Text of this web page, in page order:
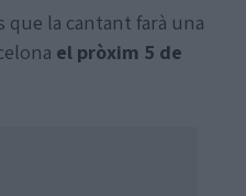
que la cantant farà una
el pròxim 5 de